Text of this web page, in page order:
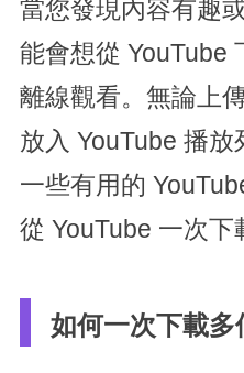
當您發現內容有趣
能會想從 YouTube
離線觀看。無論上
放入 YouTube 播
一些有用的
從 YouTube 一次下
如何一次下載